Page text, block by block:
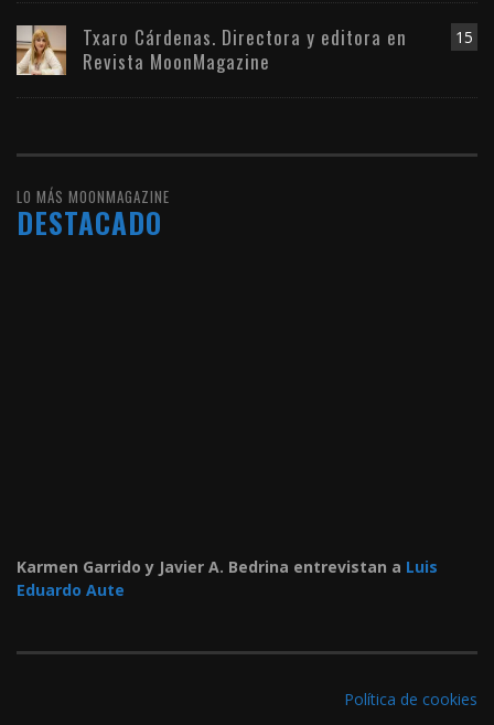
15
Txaro Cárdenas. Directora y editora en
Revista MoonMagazine
LO MÁS MOONMAGAZINE
DESTACADO
Karmen Garrido y Javier A. Bedrina entrevistan a Luis
Eduardo Aute
Política de cookies